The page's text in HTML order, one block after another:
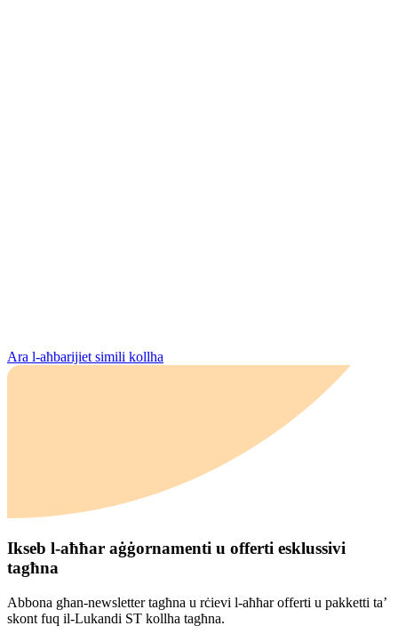
Ara l-aħbarijiet simili kollha
Ikseb l-aħħar aġġornamenti u offerti esklussivi
tagħna
Abbona għan-newsletter tagħna u rċievi l-aħħar offerti u pakketti ta’
skont fuq il-Lukandi ST kollha tagħna.